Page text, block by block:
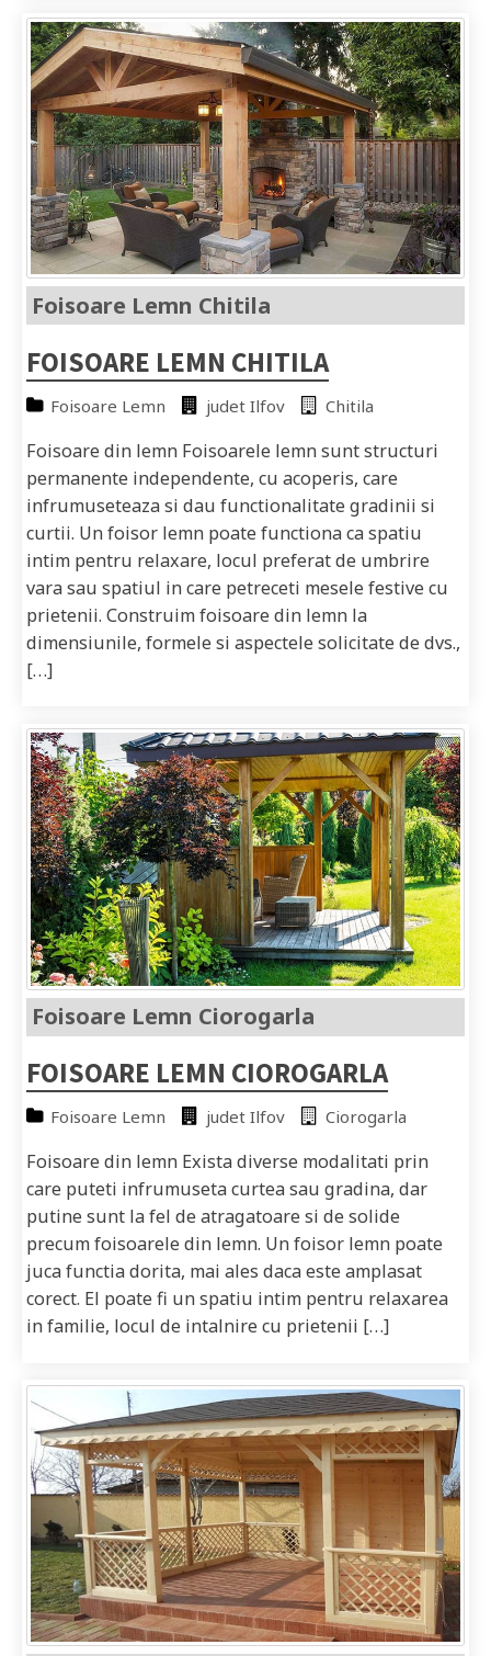
Foisoare Lemn Chitila
FOISOARE LEMN CHITILA
Foisoare Lemn judet Ilfov Chitila
Foisoare din lemn Foisoarele lemn sunt structuri
permanente independente, cu acoperis, care
infrumuseteaza si dau functionalitate gradinii si
curtii. Un foisor lemn poate functiona ca spatiu
intim pentru relaxare, locul preferat de umbrire
vara sau spatiul in care petreceti mesele festive cu
prietenii. Construim foisoare din lemn la
dimensiunile, formele si aspectele solicitate de dvs.,
[…]
Foisoare Lemn Ciorogarla
FOISOARE LEMN CIOROGARLA
Foisoare Lemn judet Ilfov Ciorogarla
Foisoare din lemn Exista diverse modalitati prin
care puteti infrumuseta curtea sau gradina, dar
putine sunt la fel de atragatoare si de solide
precum foisoarele din lemn. Un foisor lemn poate
juca functia dorita, mai ales daca este amplasat
corect. El poate fi un spatiu intim pentru relaxarea
in familie, locul de intalnire cu prietenii […]